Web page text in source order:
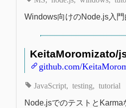
Windows向けのNode.js入
KeitaMoromizato/
github.com/
JavaScript testing tutorial
Node.jsでのテストとKarma